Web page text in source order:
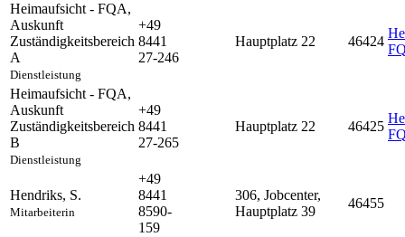
Heimaufsicht - FQA,
Auskunft
Zuständigkeitsbereich
A
Dienstleistung
+49
8441
27-246
Hauptplatz 22 46424
Heimaufsicht - FQA,
Auskunft
Zuständigkeitsbereich
B
Dienstleistung
+49
8441
27-265
Hauptplatz 22 46425
Hendriks, S.
Mitarbeiterin
+49
8441
8590-
159
306, Jobcenter,
Hauptplatz 39
46455